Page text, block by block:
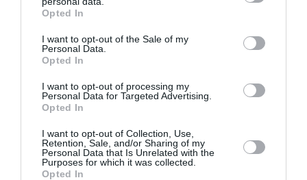
grant or deny consent to Google and its third-party tags to
use your data for below specified purposes in below Google
consent section.
Opted In
I want to opt-out of the Sale of my
Personal Data.
Opted In
I want to opt-out of processing my
Personal Data for Targeted Advertising.
Opted In
I want to opt-out of Collection, Use,
Retention, Sale, and/or Sharing of my
Personal Data that Is Unrelated with the
Purposes for which it was collected.
Opted In
Γιατί τα «ήρεμα νερά» με την Τουρκία
αποτελούν το ισχυρότερο γεωπολιτικό
όπλο της Ελλάδας